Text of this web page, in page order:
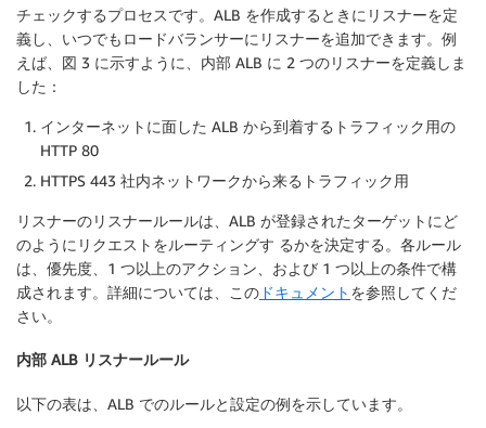
チェックするプロセスです。ALB を作成するときにリスナーを定
義し、いつでもロードバランサーにリスナーを追加できます。例
えば、図 3 に示すように、内部 ALB に 2 つのリスナーを定義しま
した：
インターネットに面した ALB から到着するトラフィック用の
HTTP 80
HTTPS 443 社内ネットワークから来るトラフィック用
リスナーのリスナールールは、ALB が登録されたターゲットにど
のようにリクエストをルーティングす るかを決定する。各ルール
は、優先度、1 つ以上のアクション、および 1 つ以上の条件で構
成されます。詳細については、この ドキュメント を参照してくだ
さい。
内部 ALB リスナールール
以下の表は、ALB でのルールと設定の例を示しています。